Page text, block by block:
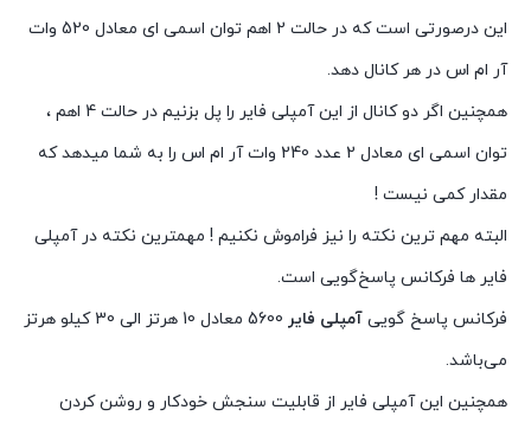
این درصورتی است که در حالت 2 اهم توان اسمی ای معادل 520 وات
آر ام اس در هر کانال دهد.
همچنین اگر دو کانال از این آمپلی فایر را پل بزنیم در حالت 4 اهم ،
توان اسمی ای معادل 2 عدد 240 وات آر ام اس را به شما میدهد که
مقدار کمی نیست !
البته مهم ترین نکته را نیز فراموش نکنیم ! مهمترین نکته در آمپلی
فایر ها فرکانس پاسخ‌گویی است.
فرکانس پاسخ گویی آمپلی فایر
5600 معادل 10 هرتز الی 30 کیلو هرتز
می‌باشد.
همچنین این آمپلی فایر از قابلیت سنجش خودکار و روشن کردن